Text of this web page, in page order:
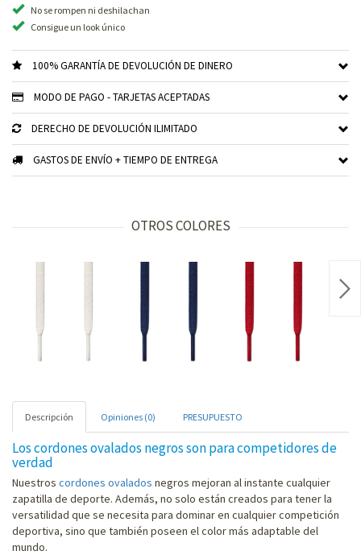
No se rompen ni deshilachan
Consigue un look único
100% GARANTÍA DE DEVOLUCIÓN DE DINERO
MODO DE PAGO - TARJETAS ACEPTADAS
DERECHO DE DEVOLUCIÓN ILIMITADO
GASTOS DE ENVÍO + TIEMPO DE ENTREGA
OTROS COLORES
Descripción Opiniones (0) PRESUPUESTO
Los cordones ovalados negros son para competidores de
verdad
Nuestros cordones ovalados negros mejoran al instante cualquier
zapatilla de deporte. Además, no solo están creados para tener la
versatilidad que se necesita para dominar en cualquier competición
deportiva, sino que también poseen el color más adaptable del
mundo.